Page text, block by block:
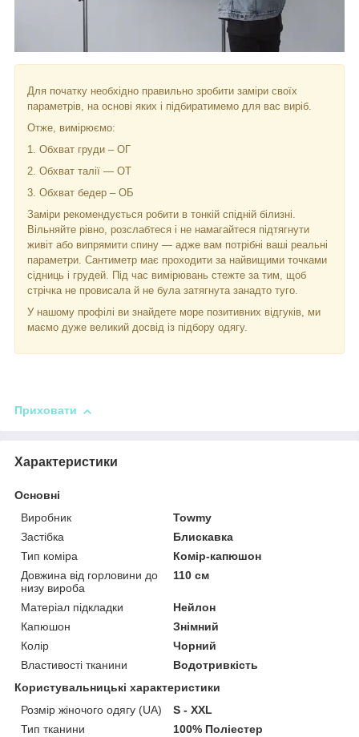
Для початку необхідно правильно зробити заміри своїх
параметрів, на основі яких і підбиратимемо для вас виріб.
Отже, вимірюємо:
1. Обхват груди – ОГ
2. Обхват талії — ОТ
3. Обхват бедер – ОБ
Заміри рекомендується робити в тонкій спідній білизні.
Вільняйте рівно, розслабтеся і не намагайтеся підтягнути
живіт або випрямити спину — адже вам потрібні ваші реальні
параметри. Сантиметр має проходити за найвищими точками
сідниць і грудей. Під час вимірювань стежте за тим, щоб
стрічка не провисала й не була затягнута занадто туго.
У нашому профілі ви знайдете море позитивних відгуків, ми
маємо дуже великий досвід із підбору одягу.
Приховати
Характеристики
Основні
Виробник
Towmy
Застібка
Блискавка
Тип коміра
Комір-капюшон
Довжина від горловини до
низу вироба
110 см
Матеріал підкладки
Нейлон
Капюшон
Знімний
Колір
Чорний
Властивості тканини
Водотривкість
Користувальницькі характеристики
Розмір жіночого одягу (UA)
S - XXL
Тип тканини
100% Поліестер